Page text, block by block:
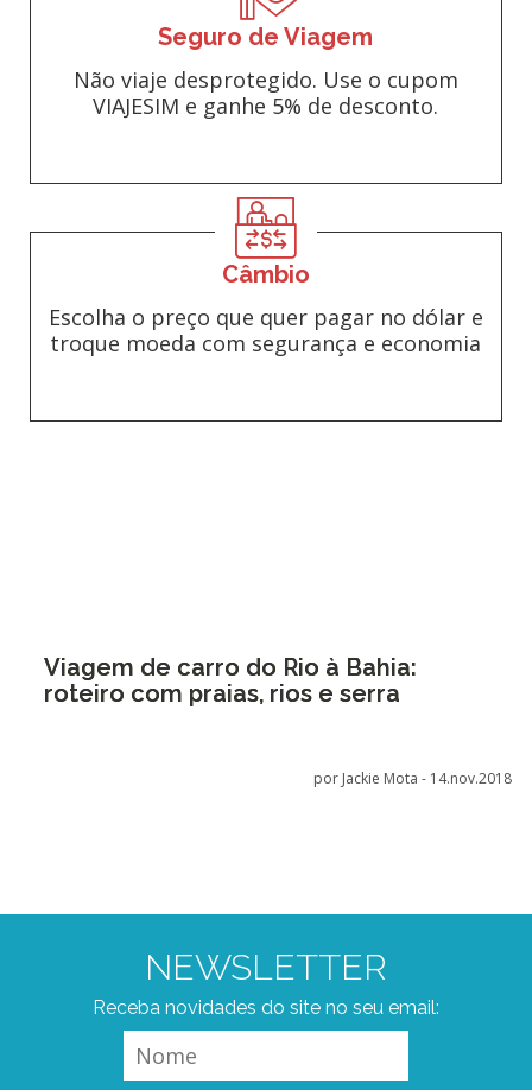
Seguro de Viagem
Não viaje desprotegido. Use o cupom
VIAJESIM e ganhe 5% de desconto.
Câmbio
Escolha o preço que quer pagar no dólar e
troque moeda com segurança e economia
Viagem de carro do Rio à Bahia:
roteiro com praias, rios e serra
por Jackie Mota - 14.nov.2018
NEWSLETTER
Receba novidades do site no seu email: